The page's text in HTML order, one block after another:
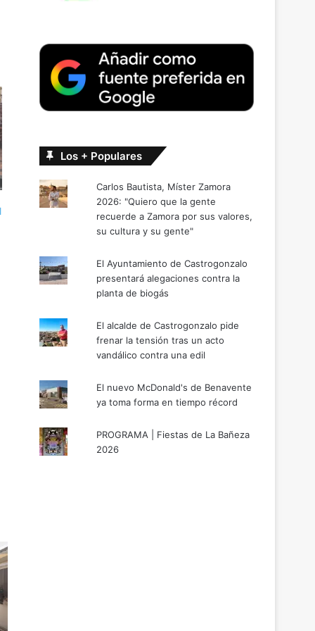
Los + Populares
Carlos Bautista, Míster Zamora
2026: "Quiero que la gente
recuerde a Zamora por sus valores,
su cultura y su gente"
El Ayuntamiento de Castrogonzalo
presentará alegaciones contra la
planta de biogás
El alcalde de Castrogonzalo pide
frenar la tensión tras un acto
vandálico contra una edil
El nuevo McDonald's de Benavente
ya toma forma en tiempo récord
PROGRAMA | Fiestas de La Bañeza
2026